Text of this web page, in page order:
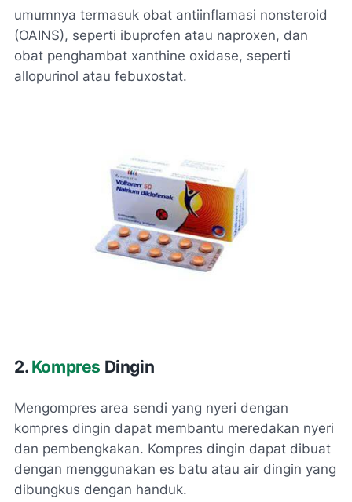
umumnya termasuk obat antiinflamasi nonsteroid
(OAINS), seperti ibuprofen atau naproxen, dan
obat penghambat xanthine oxidase, seperti
allopurinol atau febuxostat.
2. Kompres Dingin
Mengompres area sendi yang nyeri dengan
kompres dingin dapat membantu meredakan nyeri
dan pembengkakan. Kompres dingin dapat dibuat
dengan menggunakan es batu atau air dingin yang
dibungkus dengan handuk.